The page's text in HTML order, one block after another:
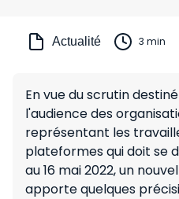
Actualité 3 min
En vue du scrutin
l'audience des
représentant les
plateformes qui doit se
au 16 mai 2022, un
apporte quelques